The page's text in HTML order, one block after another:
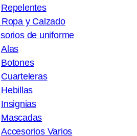
Repelentes
y Calzado
de uniforme
Alas
Botones
Cuarteleras
Hebillas
Insignias
Mascadas
Accesorios Varios